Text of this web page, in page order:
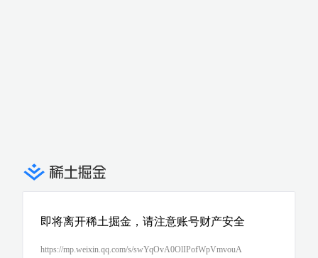
即将离开稀土掘金，请注意账号财产安全
https://mp.weixin.qq.com/s/swYqOvA0OlIPofWpVmvouA